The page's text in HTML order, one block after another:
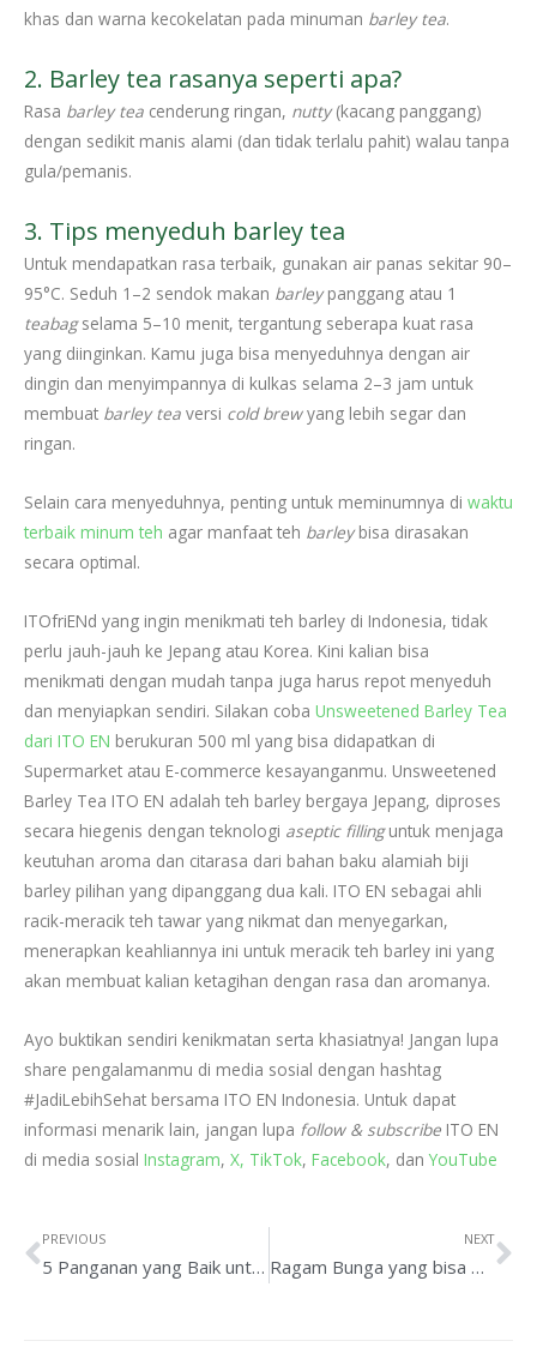
khas dan warna kecokelatan pada minuman barley tea.
2. Barley tea rasanya seperti apa?
Rasa barley tea cenderung ringan, nutty(kacang panggang)
dengan sedikit manis alami (dan tidak terlalu pahit) walau tanpa
gula/pemanis.
3. Tips menyeduh barley tea
Untuk mendapatkan rasa terbaik, gunakan air panas sekitar 90–
95°C. Seduh 1–2 sendok makan barleypanggang atau 1
teabagselama 5–10 menit, tergantung seberapa kuat rasa
yang diinginkan. Kamu juga bisa menyeduhnya dengan air
dingin dan menyimpannya di kulkas selama 2–3 jam untuk
membuat barley tea versi cold brewyang lebih segar dan
ringan.
Selain cara menyeduhnya, penting untuk meminumnya di waktu
terbaik minum teh agar manfaat teh barleybisa dirasakan
secara optimal.
ITOfriENd yang ingin menikmati teh barley di Indonesia, tidak
perlu jauh-jauh ke Jepang atau Korea. Kini kalian bisa
menikmati dengan mudah tanpa juga harus repot menyeduh
dan menyiapkan sendiri. Silakan coba Unsweetened Barley Tea
dari ITO EN berukuran 500 ml yang bisa didapatkan di
Supermarket atau E-commerce kesayanganmu. Unsweetened
Barley Tea ITO EN adalah teh barley bergaya Jepang, diproses
secara hiegenis dengan teknologi aseptic fillinguntuk menjaga
keutuhan aroma dan citarasa dari bahan baku alamiah biji
barley pilihan yang dipanggang dua kali. ITO EN sebagai ahli
racik-meracik teh tawar yang nikmat dan menyegarkan,
menerapkan keahliannya ini untuk meracik teh barley ini yang
akan membuat kalian ketagihan dengan rasa dan aromanya.
Ayo buktikan sendiri kenikmatan serta khasiatnya! Jangan lupa
share pengalamanmu di media sosial dengan hashtag
#JadiLebihSehat bersama ITO EN Indonesia. Untuk dapat
informasi menarik lain, jangan lupa follow & subscribe ITO EN
di media sosial Instagram, X, TikTok, Facebook, danYouTube
PREVIOUS
5 Panganan yang Baik untuk Detoksifikasi
NEXT
Ragam Bunga yang bisa Dipadukan dengan Teh